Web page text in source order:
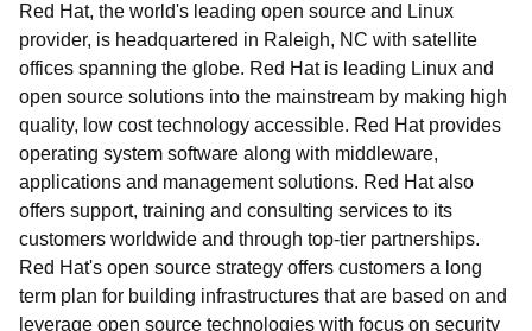
Red Hat, the world's leading open source and Linux
provider, is headquartered in Raleigh, NC with satellite
offices spanning the globe. Red Hat is leading Linux and
open source solutions into the mainstream by making high
quality, low cost technology accessible. Red Hat provides
operating system software along with middleware,
applications and management solutions. Red Hat also
offers support, training and consulting services to its
customers worldwide and through top-tier partnerships.
Red Hat's open source strategy offers customers a long
term plan for building infrastructures that are based on and
leverage open source technologies with focus on security